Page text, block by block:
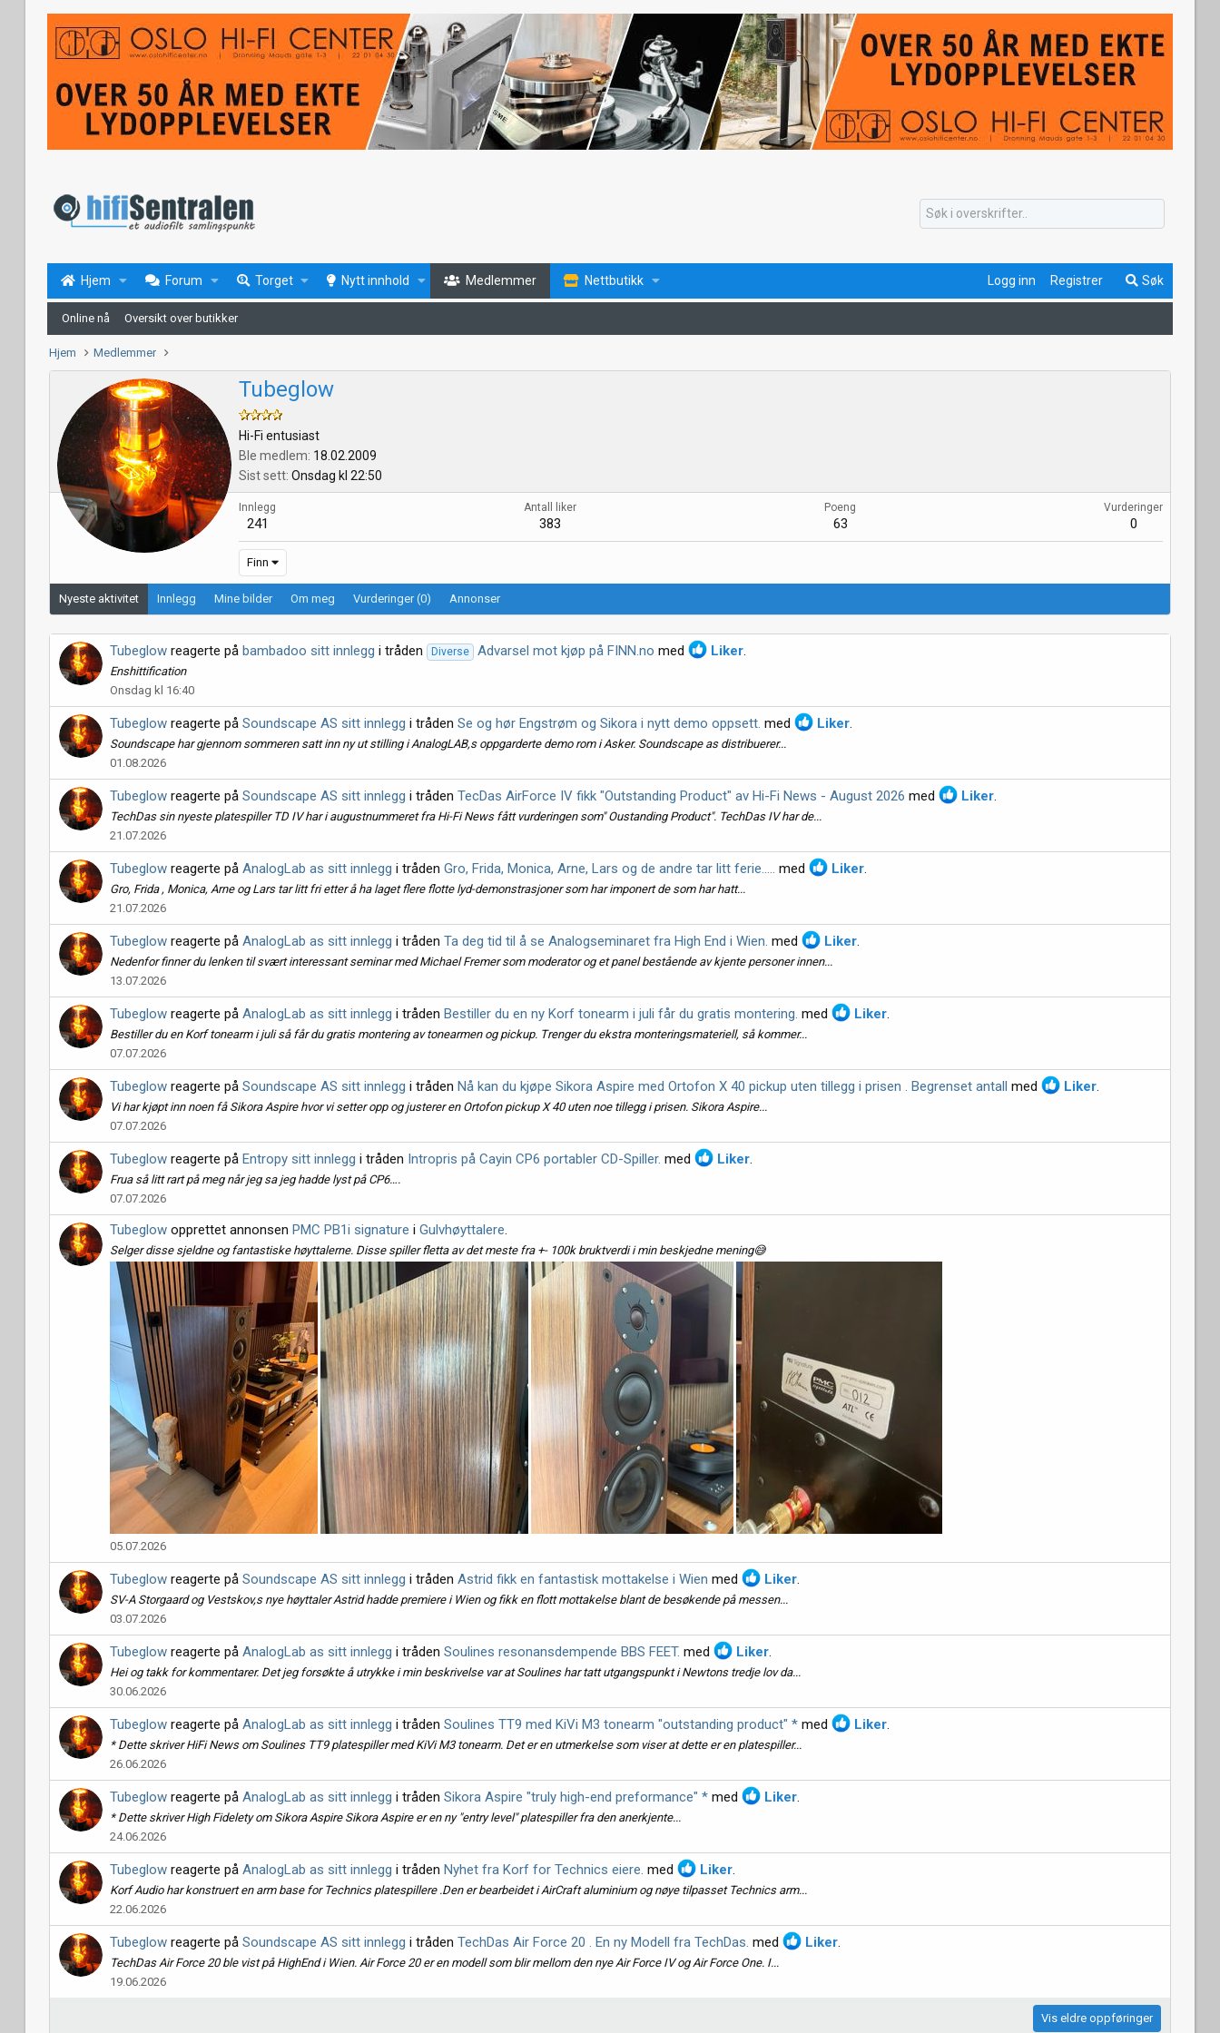
Hjem Forum Torget Nytt innhold Medlemmer Nettbutikk Logg inn Registrer Søk
Online nå Oversikt over butikker
Hjem Medlemmer
Tubeglow
Hi-Fi entusiast
Ble medlem 18.02.2009
Sist sett Onsdag kl 22:50
Innlegg
241
Antall liker
383
Poeng
63
Vurderinger
0
Finn
Nyeste aktivitet Innlegg Mine bilder Om meg Vurderinger (0) Annonser
Tubeglow reagerte på bambadoo sitt innlegg i tråden Diverse Advarsel mot kjøp på FINN.no med Liker.
Enshittification
Onsdag kl 16:40
Tubeglow reagerte på Soundscape AS sitt innlegg i tråden Se og hør Engstrøm og Sikora i nytt demo oppsett. med Liker.
Soundscape har gjennom sommeren satt inn ny ut stilling i AnalogLAB,s oppgarderte demo rom i Asker. Soundscape as distribuerer...
01.08.2026
Tubeglow reagerte på Soundscape AS sitt innlegg i tråden TecDas AirForce IV fikk "Outstanding Product" av Hi-Fi News - August 2026 med Liker.
TechDas sin nyeste platespiller TD IV har i augustnummeret fra Hi-Fi News fått vurderingen som" Oustanding Product". TechDas IV har de...
21.07.2026
Tubeglow reagerte på AnalogLab as sitt innlegg i tråden Gro, Frida, Monica, Arne, Lars og de andre tar litt ferie..... med Liker.
Gro, Frida , Monica, Arne og Lars tar litt fri etter å ha laget flere flotte lyd-demonstrasjoner som har imponert de som har hatt...
21.07.2026
Tubeglow reagerte på AnalogLab as sitt innlegg i tråden Ta deg tid til å se Analogseminaret fra High End i Wien. med Liker.
Nedenfor finner du lenken til svært interessant seminar med Michael Fremer som moderator og et panel bestående av kjente personer innen...
13.07.2026
Tubeglow reagerte på AnalogLab as sitt innlegg i tråden Bestiller du en ny Korf tonearm i juli får du gratis montering. med Liker.
Bestiller du en Korf tonearm i juli så får du gratis montering av tonearmen og pickup. Trenger du ekstra monteringsmateriell, så kommer...
07.07.2026
Tubeglow reagerte på Soundscape AS sitt innlegg i tråden Nå kan du kjøpe Sikora Aspire med Ortofon X 40 pickup uten tillegg i prisen . Begrenset antall med Liker.
Vi har kjøpt inn noen få Sikora Aspire hvor vi setter opp og justerer en Ortofon pickup X 40 uten noe tillegg i prisen. Sikora Aspire...
07.07.2026
Tubeglow reagerte på Entropy sitt innlegg i tråden Intropris på Cayin CP6 portabler CD-Spiller. med Liker.
Frua så litt rart på meg når jeg sa jeg hadde lyst på CP6….
07.07.2026
Tubeglow opprettet annonsen PMC PB1i signature i Gulvhøyttalere.
Selger disse sjeldne og fantastiske høyttalerne. Disse spiller fletta av det meste fra +- 100k bruktverdi i min beskjedne mening😅
05.07.2026
Tubeglow reagerte på Soundscape AS sitt innlegg i tråden Astrid fikk en fantastisk mottakelse i Wien med Liker.
SV-A Storgaard og Vestskov,s nye høyttaler Astrid hadde premiere i Wien og fikk en flott mottakelse blant de besøkende på messen...
03.07.2026
Tubeglow reagerte på AnalogLab as sitt innlegg i tråden Soulines resonansdempende BBS FEET. med Liker.
Hei og takk for kommentarer. Det jeg forsøkte å utrykke i min beskrivelse var at Soulines har tatt utgangspunkt i Newtons tredje lov da...
30.06.2026
Tubeglow reagerte på AnalogLab as sitt innlegg i tråden Soulines TT9 med KiVi M3 tonearm "outstanding product" * med Liker.
* Dette skriver HiFi News om Soulines TT9 platespiller med KiVi M3 tonearm. Det er en utmerkelse som viser at dette er en platespiller...
26.06.2026
Tubeglow reagerte på AnalogLab as sitt innlegg i tråden Sikora Aspire "truly high-end preformance" * med Liker.
* Dette skriver High Fidelety om Sikora Aspire Sikora Aspire er en ny "entry level" platespiller fra den anerkjente...
24.06.2026
Tubeglow reagerte på AnalogLab as sitt innlegg i tråden Nyhet fra Korf for Technics eiere. med Liker.
Korf Audio har konstruert en arm base for Technics platespillere .Den er bearbeidet i AirCraft aluminium og nøye tilpasset Technics arm...
22.06.2026
Tubeglow reagerte på Soundscape AS sitt innlegg i tråden TechDas Air Force 20 . En ny Modell fra TechDas. med Liker.
TechDas Air Force 20 ble vist på HighEnd i Wien. Air Force 20 er en modell som blir mellom den nye Air Force IV og Air Force One. I...
19.06.2026
Vis eldre oppføringer